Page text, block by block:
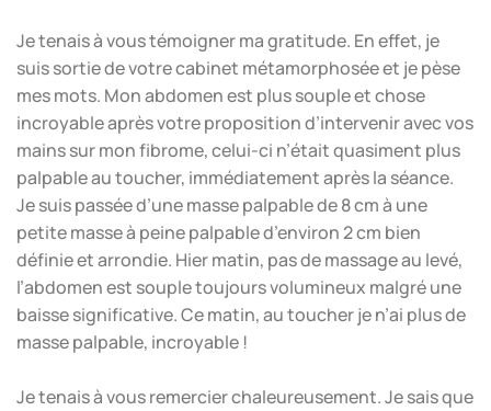
Je tenais à vous témoigner ma gratitude. En effet, je
suis sortie de votre cabinet métamorphosée et je pèse
mes mots. Mon abdomen est plus souple et chose
incroyable après votre proposition d’intervenir avec vos
mains sur mon fibrome, celui-ci n’était quasiment plus
palpable au toucher, immédiatement après la séance.
Je suis passée d’une masse palpable de 8 cm à une
petite masse à peine palpable d’environ 2 cm bien
définie et arrondie. Hier matin, pas de massage au levé,
l’abdomen est souple toujours volumineux malgré une
baisse significative. Ce matin, au toucher je n’ai plus de
masse palpable, incroyable !
Je tenais à vous remercier chaleureusement. Je sais que